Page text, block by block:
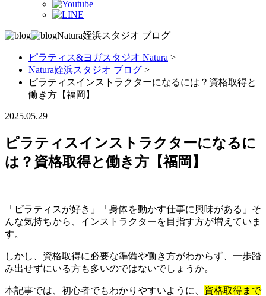
Natura姪浜スタジオ ブログ
ピラティス&ヨガスタジオ Natura >
Natura姪浜スタジオ ブログ >
ピラティスインストラクターになるには？資格取得と
働き方【福岡】
2025.05.29
ピラティスインストラクターになるに
は？資格取得と働き方【福岡】
「ピラティスが好き」「身体を動かす仕事に興味がある」そ
んな気持ちから、インストラクターを目指す方が増えていま
す。
しかし、資格取得に必要な準備や働き方がわからず、一歩踏
み出せずにいる方も多いのではないでしょうか。
本記事では、初心者でもわかりやすいように、 資格取得まで